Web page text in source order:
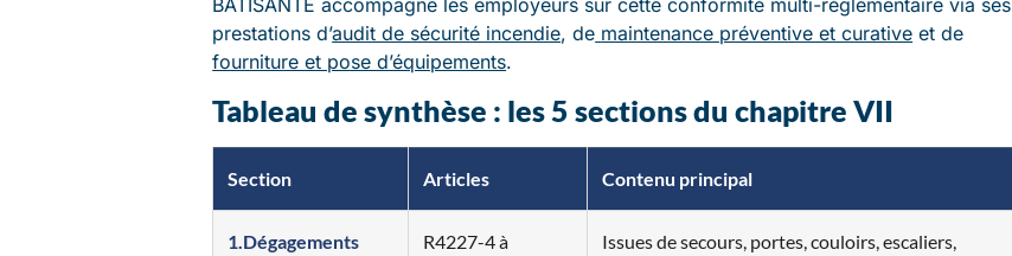
prestations d’audit de sécurité incendie, de maintenance préventive et curative et de
fourniture et pose d’équipements.
Tableau de synthèse : les 5 sections du chapitre VII
Section Articles Contenu principal
1.Dégagements
R4227-4 à
Issues de secours, portes, couloirs, escaliers,